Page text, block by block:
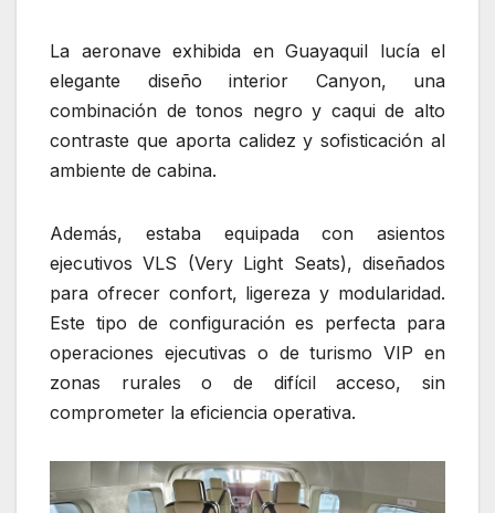
La aeronave exhibida en Guayaquil lucía el
elegante diseño interior Canyon, una
combinación de tonos negro y caqui de alto
contraste que aporta calidez y sofisticación al
ambiente de cabina.
Además, estaba equipada con asientos
ejecutivos VLS (Very Light Seats), diseñados
para ofrecer confort, ligereza y modularidad.
Este tipo de configuración es perfecta para
operaciones ejecutivas o de turismo VIP en
zonas rurales o de difícil acceso, sin
comprometer la eficiencia operativa.